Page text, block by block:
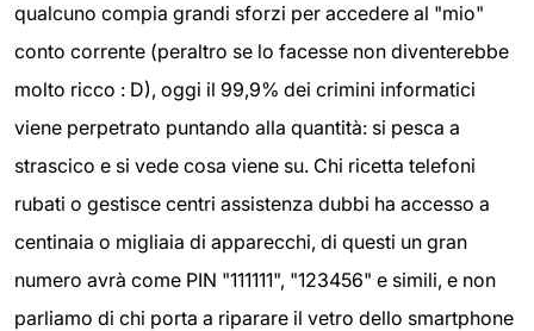
qualcuno compia grandi sforzi per accedere al "mio"
conto corrente (peraltro se lo facesse non diventerebbe
molto ricco : D), oggi il 99,9% dei crimini informatici
viene perpetrato puntando alla quantità: si pesca a
strascico e si vede cosa viene su. Chi ricetta telefoni
rubati o gestisce centri assistenza dubbi ha accesso a
centinaia o migliaia di apparecchi, di questi un gran
numero avrà come PIN "111111", "123456" e simili, e non
parliamo di chi porta a riparare il vetro dello smartphone